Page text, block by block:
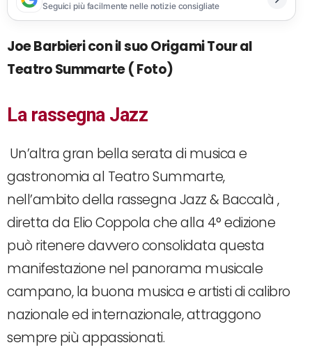
Seguici più facilmente nelle notizie consigliate
Joe Barbieri con il suo Origami Tour al
Teatro Summarte ( Foto)
La rassegna Jazz
Un’altra gran bella serata di musica e
gastronomia al Teatro Summarte,
nell’ambito della rassegna Jazz & Baccalà ,
diretta da Elio Coppola che alla 4° edizione
può ritenere davvero consolidata questa
manifestazione nel panorama musicale
campano, la buona musica e artisti di calibro
nazionale ed internazionale, attraggono
sempre più appassionati.